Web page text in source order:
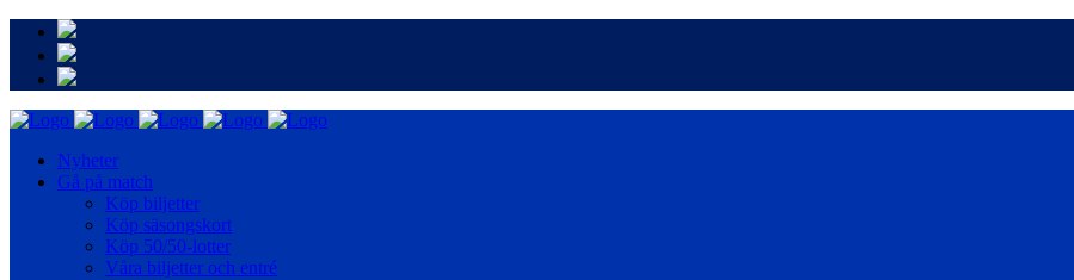
Nyheter
Gå på match
Köp biljetter
Köp säsongskort
Köp 50/50-lotter
Våra biljetter och entré